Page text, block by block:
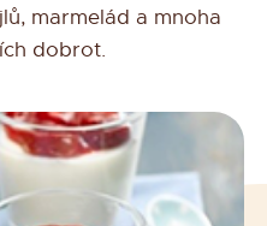
marmelád a mnoha
dobrot.